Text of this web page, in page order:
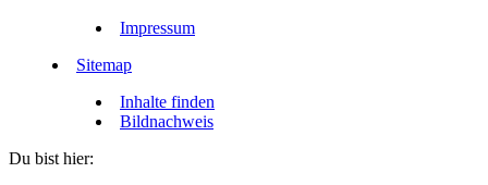
Impressum
Sitemap
Inhalte finden
Bildnachweis
Du bist hier: